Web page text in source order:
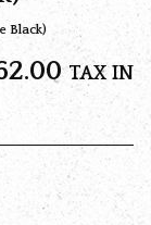
Black)
TAX IN